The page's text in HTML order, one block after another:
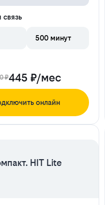
связь
500 минут
₽445 ₽/мес
онлайн
HIT Lite